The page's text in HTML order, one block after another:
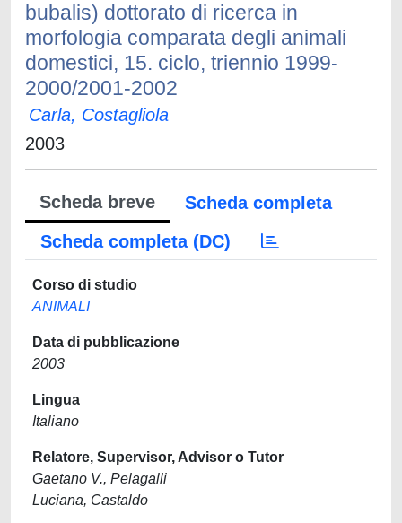
bubalis) dottorato di ricerca in
morfologia comparata degli animali
domestici, 15. ciclo, triennio 1999-
2000/2001-2002
Carla, Costagliola
2003
Scheda breve
Scheda completa
Scheda completa (DC)
Corso di studio
ANIMALI
Data di pubblicazione
2003
Lingua
Italiano
Relatore, Supervisor, Advisor o Tutor
Gaetano V., Pelagalli
Luciana, Castaldo